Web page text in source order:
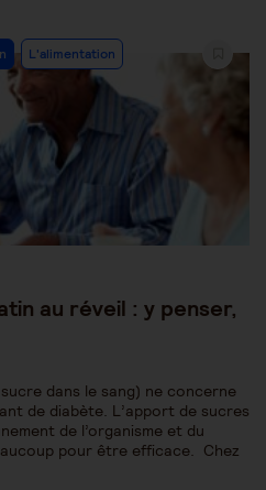
L'alimentation
au réveil : y penser,
dans le sang) ne concerne
de diabète. L’apport de sucres
de l’organisme et du
pour être efficace. Chez